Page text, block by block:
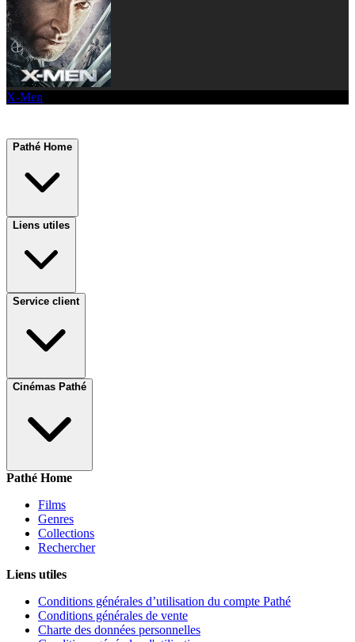
X-Men
Pathé Home
Liens utiles
Service client
Cinémas Pathé
Pathé Home
Films
Genres
Collections
Rechercher
Liens utiles
Conditions générales d’utilisation du compte Pathé
Conditions générales de vente
Charte des données personnelles